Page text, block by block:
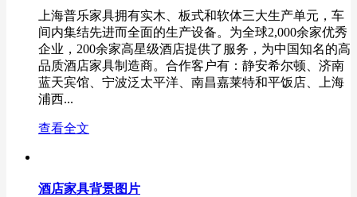
上海普乐家具拥有实木、板式和软体三大生产单元，车
间内集结先进而全面的生产设备。为全球2,000余家优秀
企业，200余家高星级酒店提供了服务，为中国知名的高
品质酒店家具制造商。合作客户有：静安希尔顿、济南
蓝天宾馆、宁波泛太平洋、南昌嘉莱特和平饭店、上海
浦西...
查看全文
酒店家具背景图片